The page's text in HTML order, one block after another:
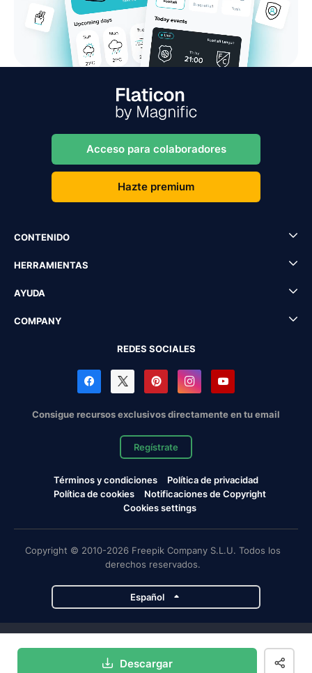
Descargar
Acceso para colaboradores
Hazte premium
CONTENIDO
HERRAMIENTAS
AYUDA
COMPANY
REDES SOCIALES
Consigue recursos exclusivos directamente en tu email
Regístrate
Términos y condiciones
Política de privacidad
Política de cookies
Notificaciones de Copyright
Cookies settings
Copyright © 2010-2026 Freepik Company S.L.U. Todos los
derechos reservados.
Español